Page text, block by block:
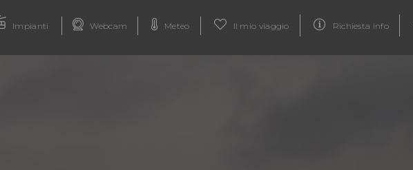
Impianti Webcam Meteo Il mio viaggio Richiesta info